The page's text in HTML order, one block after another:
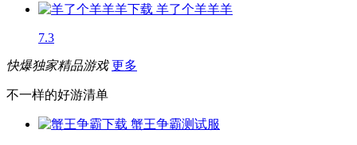
羊了个羊羊羊
7.3
快爆独家精品游戏 更多
不一样的好游清单
蟹王争霸测试服